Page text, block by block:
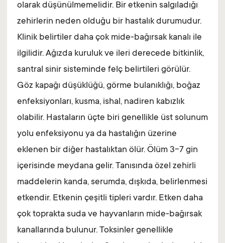
olarak düşünülmemelidir. Bir etkenin salgıladığı
zehirlerin neden olduğu bir hastalık durumudur.
Klinik belirtiler daha çok mide-bağırsak kanalı ile
ilgilidir. Ağızda kuruluk ve ileri derecede bitkinlik,
santral sinir sisteminde felç belirtileri görülür.
Göz kapağı düşüklüğü, görme bulanıklığı, boğaz
enfeksiyonları, kusma, ishal, nadiren kabızlık
olabilir. Hastaların üçte biri genellikle üst solunum
yolu enfeksiyonu ya da hastalığın üzerine
eklenen bir diğer hastalıktan ölür. Ölüm 3-7 gin
içerisinde meydana gelir. Tanısında özel zehirli
maddelerin kanda, serumda, dışkıda, belirlenmesi
etkendir. Etkenin çeşitli tipleri vardır. Etken daha
çok toprakta suda ve hayvanların mide-bağırsak
kanallarında bulunur. Toksinler genellikle